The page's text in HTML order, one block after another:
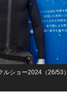
ショー2024（26/53）